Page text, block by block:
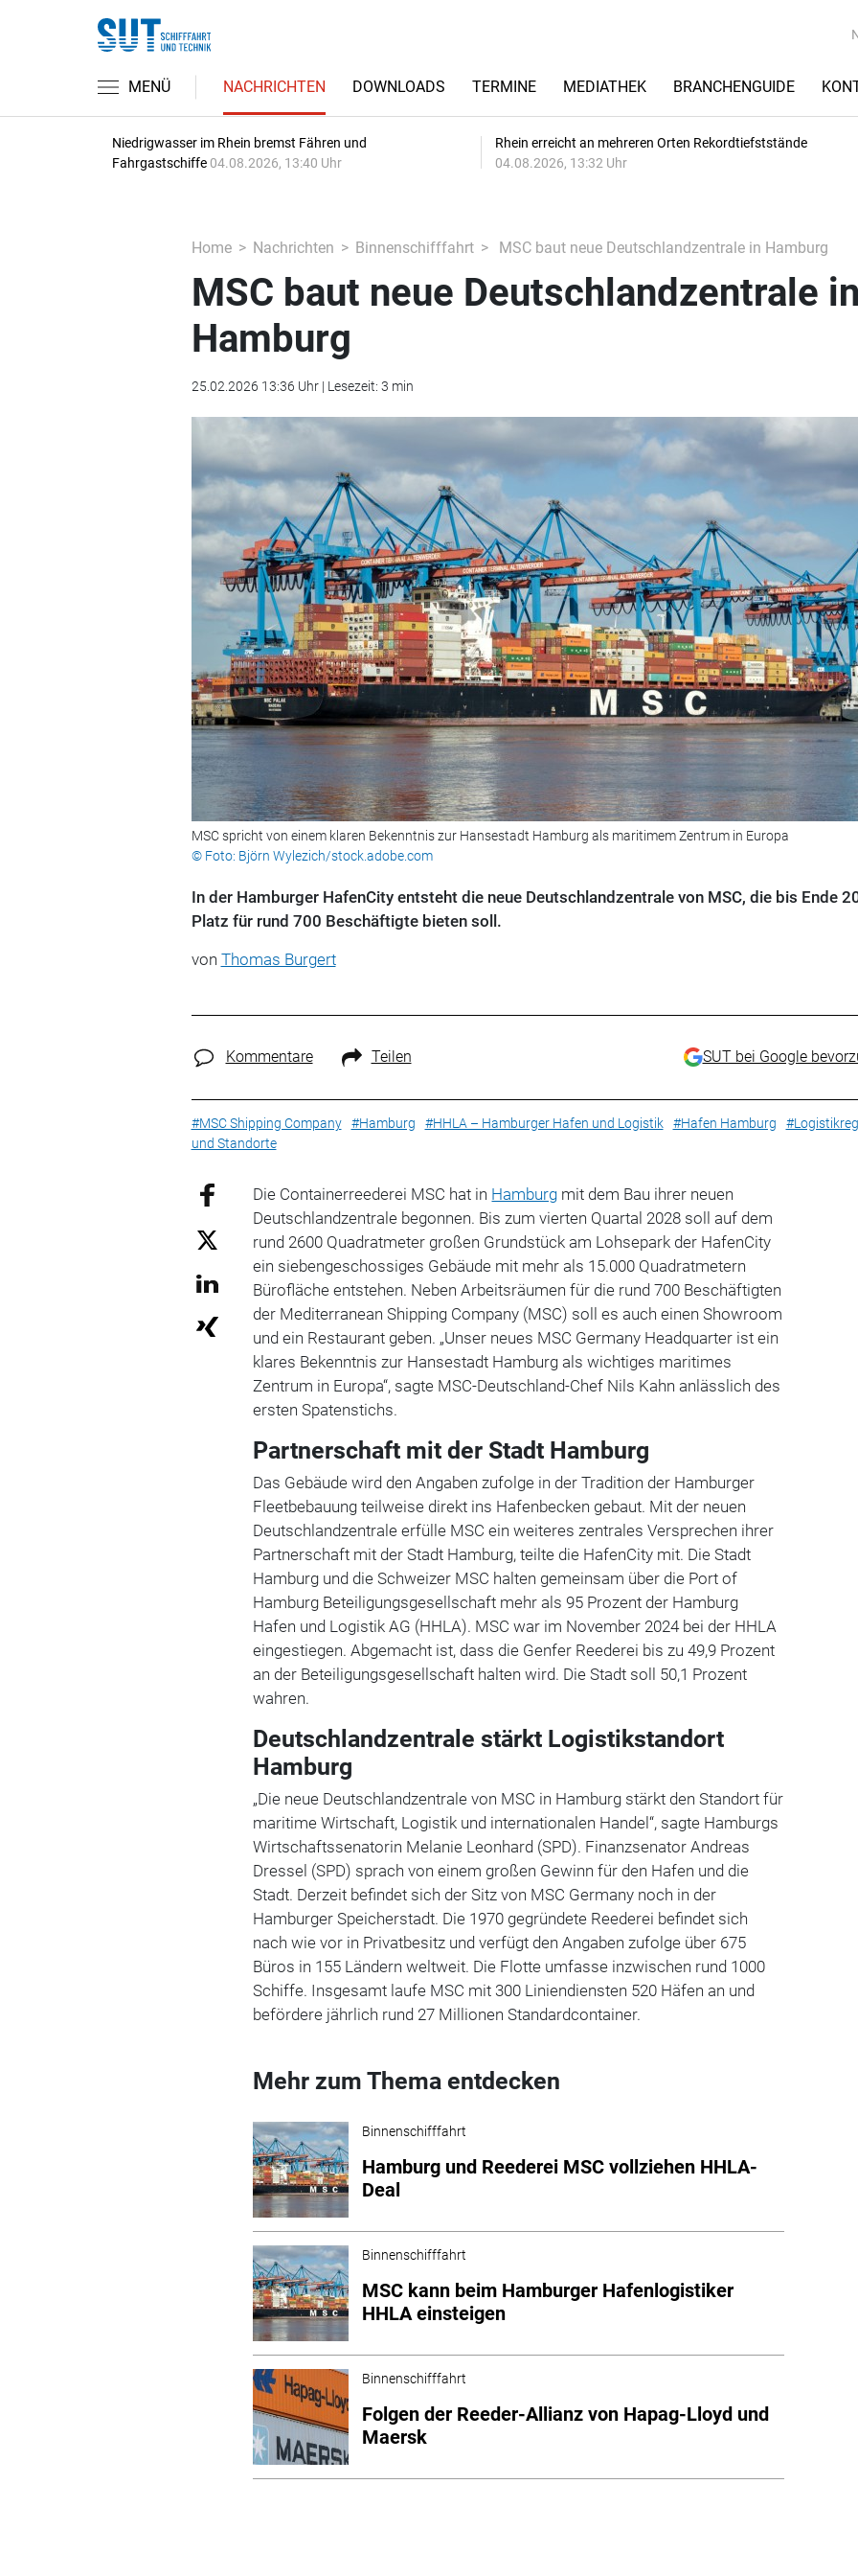
MENÜ NACHRICHTEN DOWNLOADS TERMINE MEDIATHEK BRANCHENGUIDE
Niedrigwasser im Rhein bremst Fähren und
Fahrgastschiffe 04.08.2026, 13:40 Uhr
Rhein erreicht an mehreren Orten Rekordtiefststände
04.08.2026, 13:32 Uhr
Home Nachrichten Binnenschifffahrt MSC baut neue Deutschlandzentrale in Hamburg
MSC baut neue Deutschlandzentrale in
Hamburg
25.02.2026 13:36 Uhr | Lesezeit: 3 min
MSC spricht von einem klaren Bekenntnis zur Hansestadt Hamburg als maritimem Zentrum in Europa
© Foto: Björn Wylezich/stock.adobe.com
In der Hamburger HafenCity entsteht die neue Deutschlandzentrale von MSC, die bis Ende
Platz für rund 700 Beschäftigte bieten soll.
von Thomas Burgert
Kommentare Teilen SUT bei Google
#MSC Shipping Company #Hamburg #HHLA – Hamburger Hafen und Logistik #Hafen Hamburg
und Standorte
Die Containerreederei MSC hat in Hamburg mit dem Bau ihrer neuen
Deutschlandzentrale begonnen. Bis zum vierten Quartal 2028 soll auf dem
rund 2600 Quadratmeter großen Grundstück am Lohsepark der HafenCity
ein siebengeschossiges Gebäude mit mehr als 15.000 Quadratmetern
Bürofläche entstehen. Neben Arbeitsräumen für die rund 700 Beschäftigten
der Mediterranean Shipping Company (MSC) soll es auch einen Showroom
und ein Restaurant geben. „Unser neues MSC Germany Headquarter ist ein
klares Bekenntnis zur Hansestadt Hamburg als wichtiges maritimes
Zentrum in Europa“, sagte MSC-Deutschland-Chef Nils Kahn anlässlich des
ersten Spatenstichs.
Partnerschaft mit der Stadt Hamburg
Das Gebäude wird den Angaben zufolge in der Tradition der Hamburger
Fleetbebauung teilweise direkt ins Hafenbecken gebaut. Mit der neuen
Deutschlandzentrale erfülle MSC ein weiteres zentrales Versprechen ihrer
Partnerschaft mit der Stadt Hamburg, teilte die HafenCity mit. Die Stadt
Hamburg und die Schweizer MSC halten gemeinsam über die Port of
Hamburg Beteiligungsgesellschaft mehr als 95 Prozent der Hamburg
Hafen und Logistik AG (HHLA). MSC war im November 2024 bei der HHLA
eingestiegen. Abgemacht ist, dass die Genfer Reederei bis zu 49,9 Prozent
an der Beteiligungsgesellschaft halten wird. Die Stadt soll 50,1 Prozent
wahren.
Deutschlandzentrale stärkt Logistikstandort
Hamburg
„Die neue Deutschlandzentrale von MSC in Hamburg stärkt den Standort für
maritime Wirtschaft, Logistik und internationalen Handel“, sagte Hamburgs
Wirtschaftssenatorin Melanie Leonhard (SPD). Finanzsenator Andreas
Dressel (SPD) sprach von einem großen Gewinn für den Hafen und die
Stadt. Derzeit befindet sich der Sitz von MSC Germany noch in der
Hamburger Speicherstadt. Die 1970 gegründete Reederei befindet sich
nach wie vor in Privatbesitz und verfügt den Angaben zufolge über 675
Büros in 155 Ländern weltweit. Die Flotte umfasse inzwischen rund 1000
Schiffe. Insgesamt laufe MSC mit 300 Liniendiensten 520 Häfen an und
befördere jährlich rund 27 Millionen Standardcontainer.
Mehr zum Thema entdecken
Binnenschifffahrt
Hamburg und Reederei MSC vollziehen HHLA-
Deal
Binnenschifffahrt
MSC kann beim Hamburger Hafenlogistiker
HHLA einsteigen
Binnenschifffahrt
Folgen der Reeder-Allianz von Hapag-Lloyd und
Maersk